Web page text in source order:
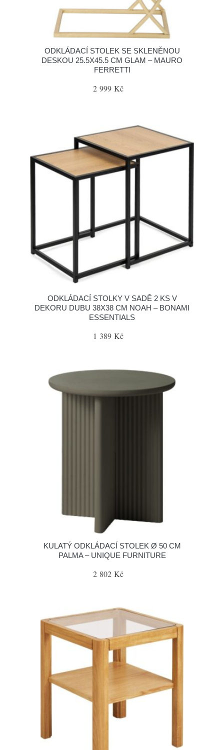
ODKLÁDACÍ STOLEK SE SKLENĚNOU
DESKOU 25.5X45.5 CM GLAM – MAURO
FERRETTI
2 999 Kč
ODKLÁDACÍ STOLKY V SADĚ 2 KS V
DEKORU DUBU 38X38 CM NOAH – BONAMI
ESSENTIALS
1 389 Kč
KULATÝ ODKLÁDACÍ STOLEK Ø 50 CM
PALMA – UNIQUE FURNITURE
2 802 Kč